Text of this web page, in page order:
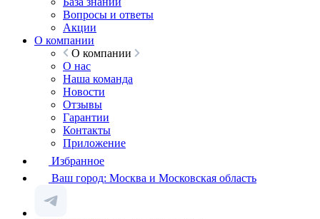
Вопросы и ответы
Акции
О компании
О компании
О нас
Наша команда
Новости
Отзывы
Гарантии
Контакты
Приложение
Избранное
Ваш город: Москва и Московская область